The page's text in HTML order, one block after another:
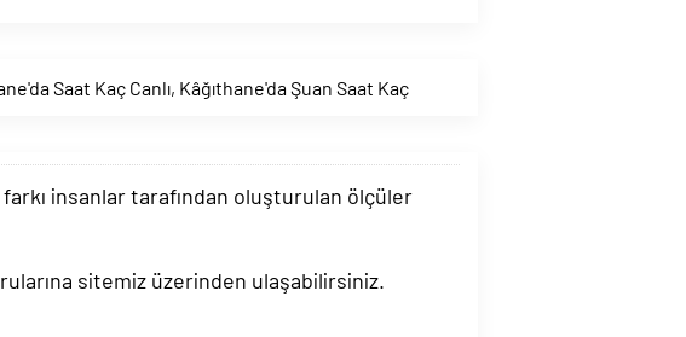
Saat Kaç Canlı, Kâğıthane'da Şuan Saat Kaç
insanlar tarafından oluşturulan ölçüler
sitemiz üzerinden ulaşabilirsiniz.